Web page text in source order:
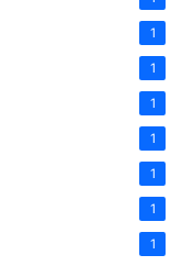
1
1
1
1
1
1
1